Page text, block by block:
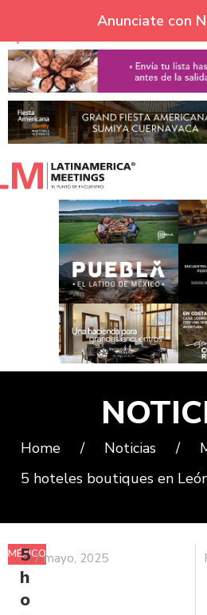
Skip to navigation
Skip to main content
Anunciate con
Home / Noticias /
5 hoteles boutiques en
MÉXICO
5
h
o
7 mayo, 2025